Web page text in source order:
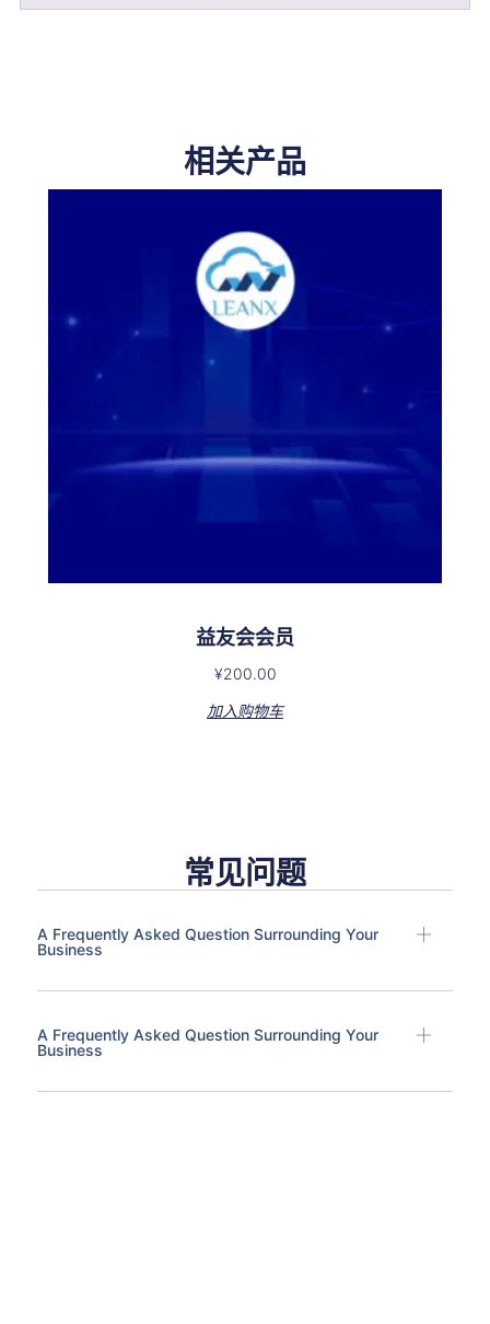
相关产品
益友会会员
¥200.00
加入购物车
常见问题
A Frequently Asked Question Surrounding Your
Business
A Frequently Asked Question Surrounding Your
Business